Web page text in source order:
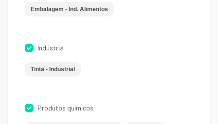
Embalagem - Ind. Alimentos
Indústria
Tinta - Industrial
Produtos químicos